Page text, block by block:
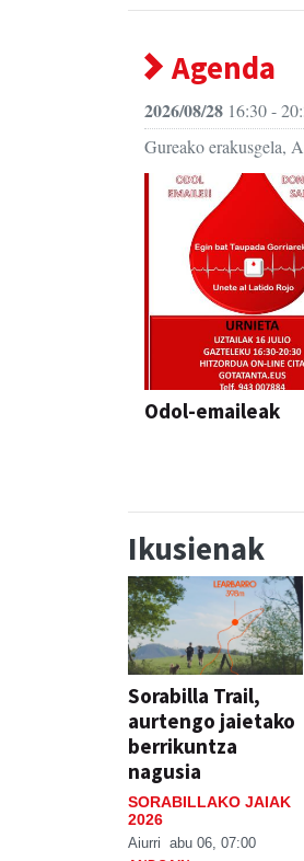
Agenda
2026/08/28 16:30 -
Gureako erakusgela,
Odol-emaileak
Ikusienak
Sorabilla Trail,
aurtengo jaietako
berrikuntza
nagusia
SORABILLAKO JAIAK
2026
Aiurri abu 06, 07:00